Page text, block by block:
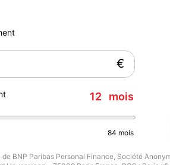
€
12 mois
84 mois
BNP Paribas Personal Finance, Société